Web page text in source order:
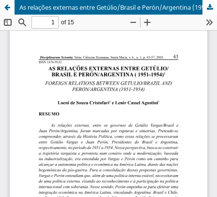
As relações externas entre Getúlio/Brasil e Perón/Argentina (1951-1954)